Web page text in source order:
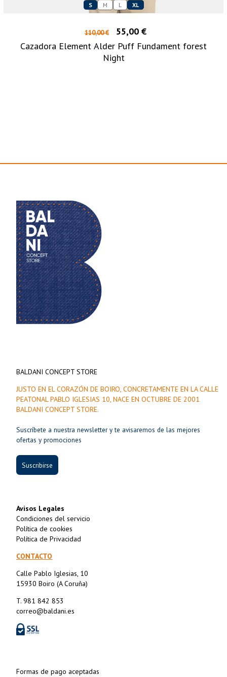
S M L XL
110,00 €
55,00 €
Cazadora Element Alder Puff Fundament forest
Night
BALDANI CONCEPT STORE
JUSTO EN EL CORAZÓN DE BOIRO, CONCRETAMENTE EN LA CALLE
PEATONAL PABLO IGLESIAS 10, NACE EN OCTUBRE DE 2001
BALDANI CONCEPT STORE.
Suscríbete a nuestra newsletter y te avisaremos de las mejores
ofertas y promociones
Suscribirse
Avisos Legales
Condiciones del servicio
Política de cookies
Política de Privacidad
CONTACTO
Calle Pablo Iglesias, 10
15930 Boiro (A Coruña)
T. 981 842 853
correo@baldani.es
Formas de pago aceptadas